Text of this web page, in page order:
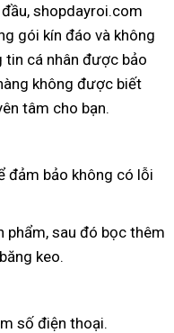
shopdayroi.com
gói kín đáo và không
cá nhân được bảo
không được biết
tâm cho bạn.
đảm bảo không có lỗi
phẩm, sau đó bọc thêm
keo.
số điện thoại.